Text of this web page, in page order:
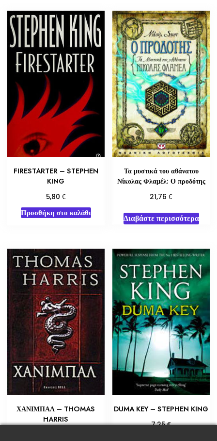
FIRESTARTER – STEPHEN
KING
5,80 €
Προσθήκη στο καλάθι
Τα μυστικά του αθάνατου
Νίκολας Φλαμέλ: Ο προδότης
21,76€
Διαβάστε περισσότερα
ΧΑΝΙΜΠΑΛ – THOMAS
HARRIS
DUMA KEY – STEPHEN KING
7,25€